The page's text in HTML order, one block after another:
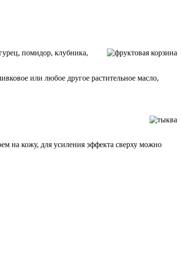
помидор, клубника,
или любое другое растительное масло,
на кожу, для усиления эффекта сверху можно